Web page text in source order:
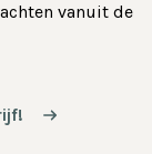
vanuit de